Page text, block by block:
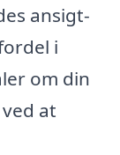
ansigt-
i
om din
at